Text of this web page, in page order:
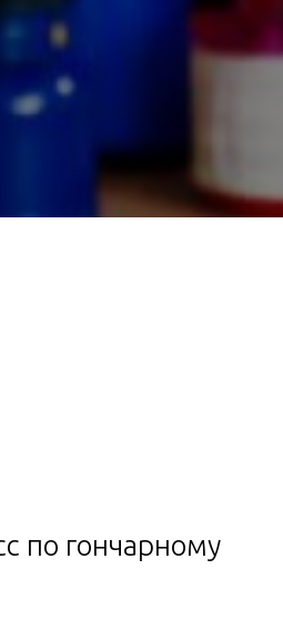
по гончарному